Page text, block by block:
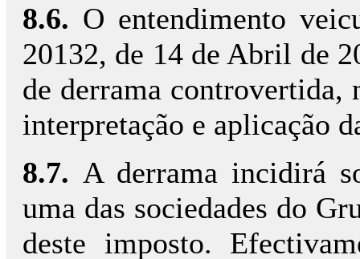
8.6. O entendimento
20132, de 14 de Abril de
de derrama controvertida,
interpretação e aplicação
8.7. A derrama incidirá
uma das sociedades do
deste imposto.